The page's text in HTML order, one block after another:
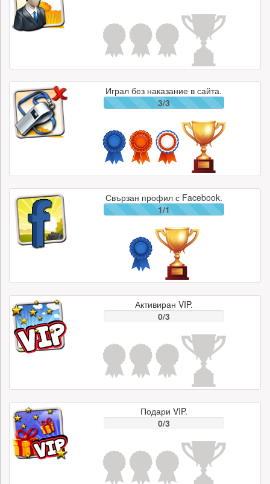
Играл без наказание в сайта.
3/3
Свързан профил с Facebook.
1/1
Активиран VIP.
0/3
Подари VIP.
0/3